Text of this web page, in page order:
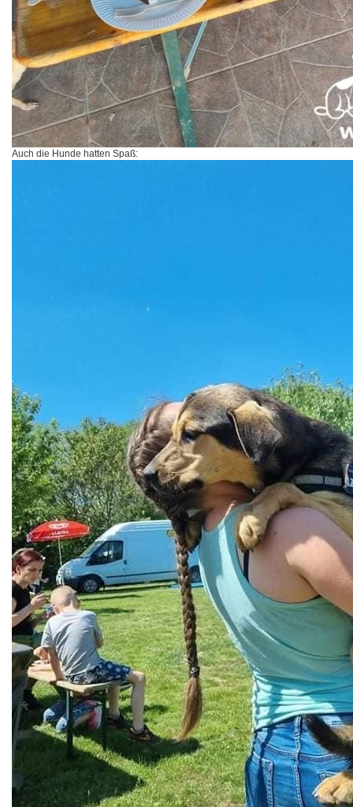
Auch die Hunde hatten Spaß: